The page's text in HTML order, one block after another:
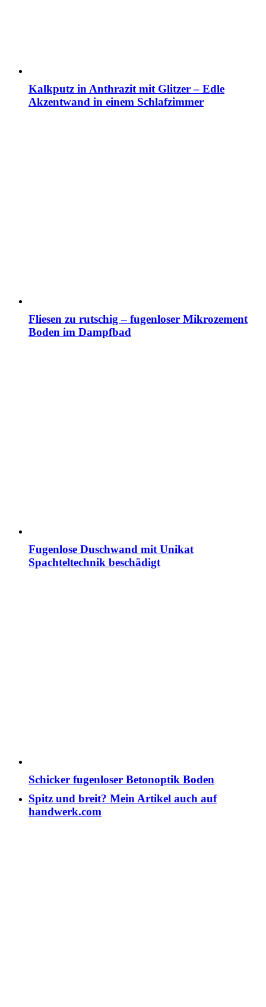
Kalkputz in Anthrazit mit Glitzer – Edle
Akzentwand in einem Schlafzimmer
Fliesen zu rutschig – fugenloser Mikrozement
Boden im Dampfbad
Fugenlose Duschwand mit Unikat
Spachteltechnik beschädigt
Schicker fugenloser Betonoptik Boden
Spitz und breit? Mein Artikel auch auf
handwerk.com